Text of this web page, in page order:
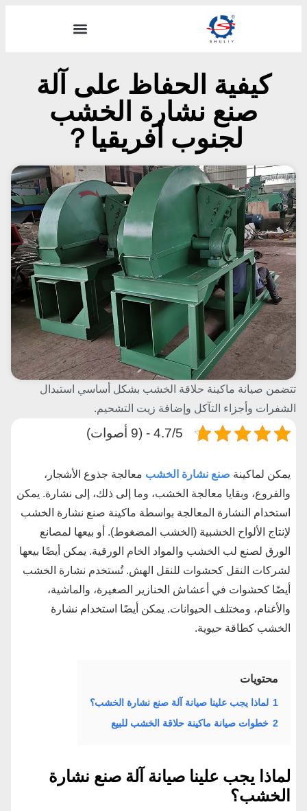
كيفية الحفاظ على آلة
صنع نشارة الخشب
لجنوب أفريقيا？
تتضمن صيانة ماكينة حلاقة الخشب بشكل أساسي استبدال
الشفرات وأجزاء التآكل وإضافة زيت التشحيم.
4.7/5 - (9 أصوات)
يمكن لماكينة صنع نشارة الخشب معالجة جذوع الأشجار،
والفروع، وبقايا معالجة الخشب، وما إلى ذلك، إلى نشارة. يمكن
استخدام النشارة المعالجة بواسطة ماكينة صنع نشارة الخشب
لإنتاج الألواح الخشبية (الخشب المضغوط). أو بيعها لمصانع
الورق لصنع لب الخشب والمواد الخام الورقية. يمكن أيضًا بيعها
لشركات النقل كحشوات للنقل الهش. تُستخدم نشارة الخشب
أيضًا كحشوات في أعشاش الخنازير الصغيرة، والماشية،
والأغنام، ومختلف الحيوانات. يمكن أيضًا استخدام نشارة
الخشب كطاقة حيوية.
محتويات
1 لماذا يجب علينا صيانة آلة صنع نشارة الخشب؟
2 خطوات صيانة ماكينة حلاقة الخشب للبيع
لماذا يجب علينا صيانة آلة صنع نشارة
الخشب؟